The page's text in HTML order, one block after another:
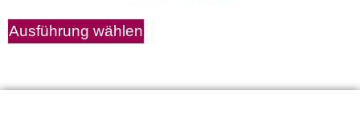
Ausführung wählen